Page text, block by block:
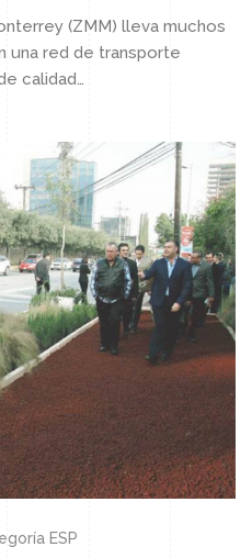
(ZMM) lleva muchos
una red de transporte
calidad…
ESP